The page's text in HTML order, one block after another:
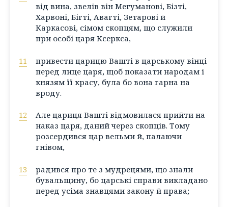
від вина, звелів він Мегуманові, Бізті,
Харвоні, Бігті, Авагті, Зетарові й
Каркасові, сімом скопцям, що служили
при особі царя Ксеркса,
11
привести царицю Вашті в царському вінці
перед лице царя, щоб показати народам і
князям її красу, була бо вона гарна на
вроду.
12
Але цариця Вашті відмовилася прийти на
наказ царя, даний через скопців. Тому
розсердився цар вельми й, палаючи
гнівом,
13
радився про те з мудрецями, що знали
бувальщину, бо царські справи викладано
перед усіма знавцями закону й права;